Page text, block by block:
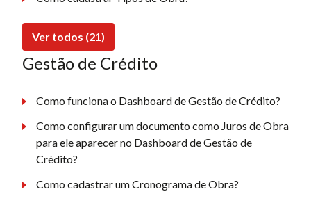
Ver todos (21)
Gestão de Crédito
Como funciona o Dashboard de Gestão de Crédito?
Como configurar um documento como Juros de Obra
para ele aparecer no Dashboard de Gestão de
Crédito?
Como cadastrar um Cronograma de Obra?